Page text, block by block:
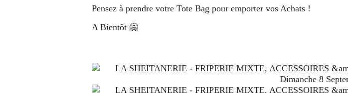
Pensez à prendre votre Tote Bag pour emporter vos Achats !
A Bientôt 🤗